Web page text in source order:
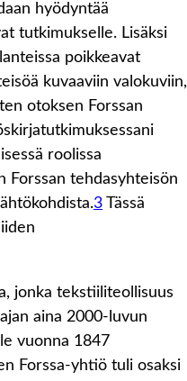
hyödyntää
tutkimukselle. Lisäksi
poikkeavat
kuvaaviin valokuviin,
otoksen Forssan
roolissa
Forssan tehdasyhteisön
3 Tässä
jonka tekstiiliteollisuus
aina 2000-luvun
vuonna 1847
Forssa-yhtiö tuli osaksi